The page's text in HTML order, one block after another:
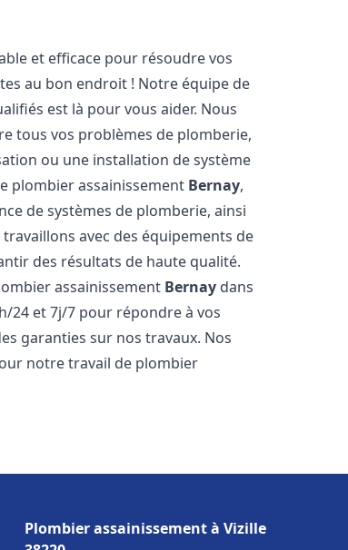
et efficace pour résoudre vos
au bon endroit ! Notre équipe de
est là pour vous aider. Nous
tous vos problèmes de plomberie,
ou une installation de système
plombier assainissement Bernay,
de systèmes de plomberie, ainsi
avec des équipements de
des résultats de haute qualité.
assainissement Bernay dans
24 et 7j/7 pour répondre à vos
garanties sur nos travaux. Nos
notre travail de plombier
Plombier assainissement à Vizille